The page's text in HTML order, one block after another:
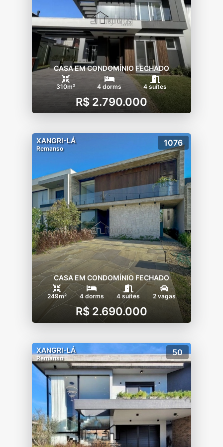
- Quadra de Beach tênis
CASA EM CONDOMÍNIO FECHADO
310m² 4 dorms 4 suítes
R$ 2.790.000
XANGRI-LÁ
Remanso
1076
CASA EM CONDOMÍNIO FECHADO
249m² 4 dorms 4 suítes 2 vagas
R$ 2.690.000
XANGRI-LÁ
Remanso
50